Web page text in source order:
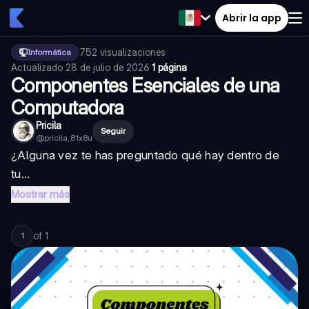
Abrir la app
Informática 752 visualizaciones·
Actualizado 28 de julio de 2026·1 página
Componentes Esenciales de una
Computadora
Pricila
@pricila_81x8u
Seguir
¿Alguna vez te has preguntado qué hay dentro de
tu...
Mostrar más
1 of 1